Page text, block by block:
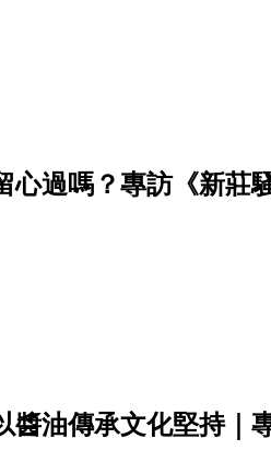
心過嗎？專訪《新莊
醬油傳承文化堅持｜